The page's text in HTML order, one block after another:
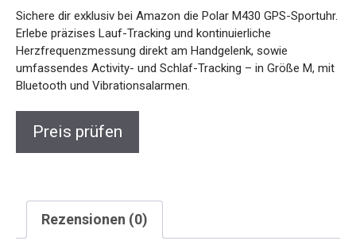
Sichere dir exklusiv bei Amazon die Polar M430 GPS-Sportuhr.
Erlebe präzises Lauf-Tracking und kontinuierliche
Herzfrequenzmessung direkt am Handgelenk, sowie
umfassendes Activity- und Schlaf-Tracking – in Größe M, mit
Bluetooth und Vibrationsalarmen.
Preis prüfen
Rezensionen (0)